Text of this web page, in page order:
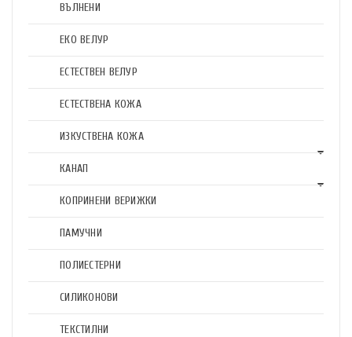
ВЪЛНЕНИ
ЕКО ВЕЛУР
ЕСТЕСТВЕН ВЕЛУР
ЕСТЕСТВЕНА КОЖА
ИЗКУСТВЕНА КОЖА
КАНАП
КОПРИНЕНИ ВЕРИЖКИ
ПАМУЧНИ
ПОЛИЕСТЕРНИ
СИЛИКОНОВИ
ТЕКСТИЛНИ